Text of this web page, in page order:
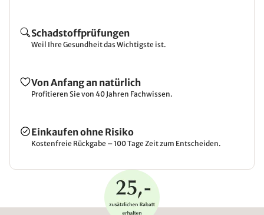
Schadstoffprüfungen
Weil Ihre Gesundheit das Wichtigste ist.
Von Anfang an natürlich
Profitieren Sie von 40 Jahren Fachwissen.
Einkaufen ohne Risiko
Kostenfreie Rückgabe – 100 Tage Zeit zum Entscheiden.